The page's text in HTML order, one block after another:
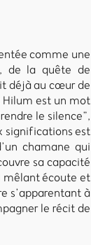
comme une
de la quête de
déjà au cœur de
est un mot
le silence”,
significations est
chamane qui
sa capacité
mêlant écoute et
s’apparentant à
le récit de